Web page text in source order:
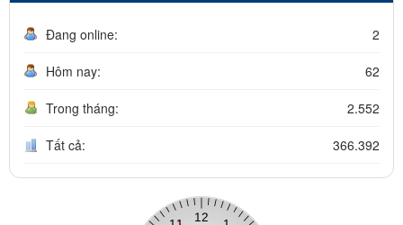
Đang online: 2
Hôm nay: 62
Trong tháng: 2.552
Tất cả: 366.392